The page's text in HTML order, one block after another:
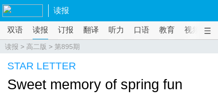
读报
双语 读报 订报 翻译 听力 口语 教育 视频
读报 > 高二版 > 第895期
STAR LETTER
Sweet memory of spring fun